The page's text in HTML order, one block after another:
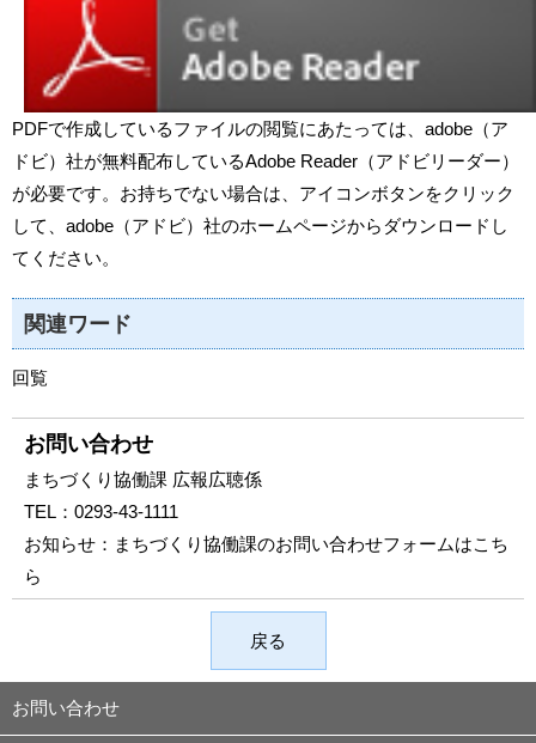
PDFで作成しているファイルの閲覧にあたっては、adobe（ア
ドビ）社が無料配布しているAdobe Reader（アドビリーダー）
が必要です。お持ちでない場合は、アイコンボタンをクリック
して、adobe（アドビ）社のホームページからダウンロードし
てください。
関連ワード
回覧
お問い合わせ
まちづくり協働課 広報広聴係
TEL： 0293-43-1111
お知らせ： まちづくり協働課のお問い合わせフォームはこち
ら
戻る
お問い合わせ